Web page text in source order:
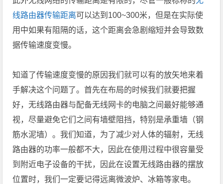
线路由器传输距离可以达到100~300米，但是在实际使
用中如果有阻隔的话，这个距离会急剧缩短并会导致数
据传输速度变慢。
知道了传输速度变慢的原因我们就可以有的放矢地来着
手解决这个问题了。首先在布局的时候我们就要把握
好，无线路由器与配备无线网卡的电脑之间最好能够通
视，尽量避免它们之间有墙壁阻挡，特别是承重墙（钢
筋水泥墙）。我们知道，为了减少对人体的辐射，无线
路由器的功率一般都不大，因此在使用过程中很容量受
到附近电子设备的干扰，因此在设置无线路由器的摆放
位置时，我们一定要记得远离微波炉、冰箱等家电。